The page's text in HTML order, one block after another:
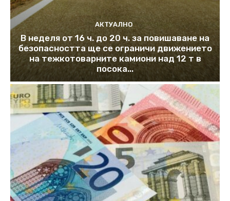
АКТУАЛНО
В неделя от 16 ч. до 20 ч. за повишаване на
безопасността ще се ограничи движението
на тежкотоварните камиони над 12 т в
посока...